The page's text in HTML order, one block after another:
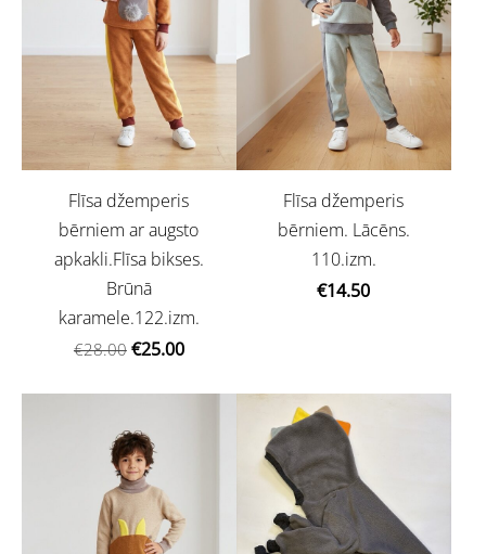
Flīsa džemperis
bērniem ar augsto
apkakli.Flīsa bikses.
Brūnā
karamele.122.izm.
€28.00 €25.00
Flīsa džemperis
bērniem. Lācēns.
110.izm.
€14.50